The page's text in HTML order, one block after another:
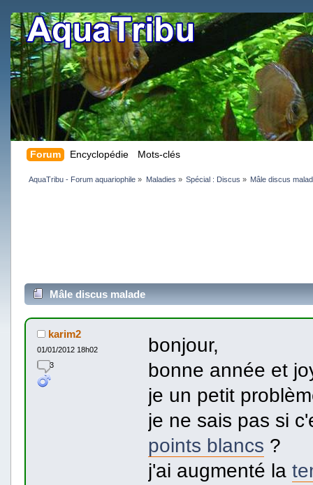
Forum Encyclopédie Mots-clés
AquaTribu - Forum aquariophile » Maladies » Spécial : Discus » Mâle discus
Mâle discus malade
karim2
01/01/2012 18h02
3
bonjour,
bonne année et
je un petit
je ne sais pas si
points blancs ?
j'ai augmenté la